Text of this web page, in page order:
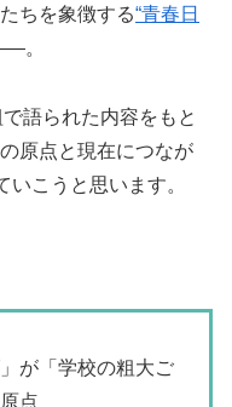
ちを象徴する“青春日
。
語られた内容をもと
原点と現在につなが
いこうと思います。
が「学校の粗大ご
点